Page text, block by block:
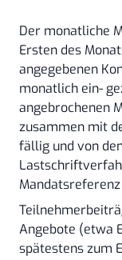
Der monatliche
Ersten des
angegebenen
monatlich ein-
angebrochenen
zusammen mit
fällig und von
Angebote (etwa
spätestens zum